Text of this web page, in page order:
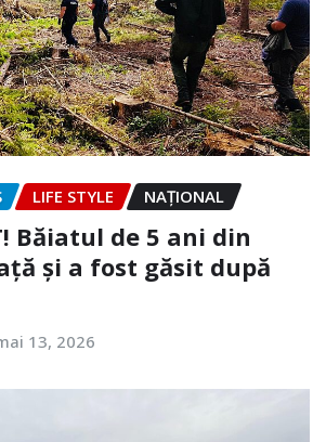
LIFE STYLE NAŢIONAL
Băiatul de 5 ani din
și a fost găsit după
13, 2026